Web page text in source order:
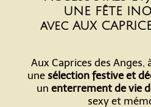
Aux Caprices des Anges,
une sélection festive et
un enterrement de vie
sexy et
UNE FÊTE
avec AUX